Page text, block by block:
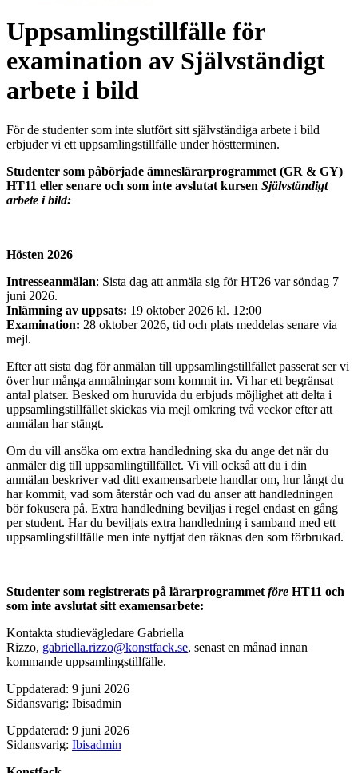
Uppsamlingstillfälle för
examination av Självständigt
arbete i bild
För de studenter som inte slutfört sitt självständiga arbete i bild
erbjuder vi ett uppsamlingstillfälle under höstterminen.
Studenter som påbörjade ämneslärarprogrammet (GR & GY)
HT11 eller senare och som inte avslutat kursen Självständigt
arbete i bild:
Hösten 2026
Intresseanmälan: Sista dag att anmäla sig för HT26 var söndag 7
juni 2026.
Inlämning av uppsats: 19 oktober 2026 kl. 12:00
Examination: 28 oktober 2026, tid och plats meddelas senare via
mejl.
Efter att sista dag för anmälan till uppsamlingstillfället passerat ser vi
över hur många anmälningar som kommit in. Vi har ett begränsat
antal platser. Besked om huruvida du erbjuds möjlighet att delta i
uppsamlingstillfället skickas via mejl omkring två veckor efter att
anmälan har stängt.
Om du vill ansöka om extra handledning ska du ange det när du
anmäler dig till uppsamlingtillfället. Vi vill också att du i din
anmälan beskriver vad ditt examensarbete handlar om, hur långt du
har kommit, vad som återstår och vad du anser att handledningen
bör fokusera på. Extra handledning beviljas i regel endast en gång
per student. Har du beviljats extra handledning i samband med ett
uppsamlingstillfälle men inte nyttjat den räknas den som förbrukad.
Studenter som registrerats på lärarprogrammet före HT11 och
som inte avslutat sitt examensarbete:
Kontakta studievägledare Gabriella
Rizzo, gabriella.rizzo@konstfack.se, senast en månad innan
kommande uppsamlingstillfälle.
Uppdaterad: 9 juni 2026
Sidansvarig: Ibisadmin
Uppdaterad: 9 juni 2026
Sidansvarig: Ibisadmin